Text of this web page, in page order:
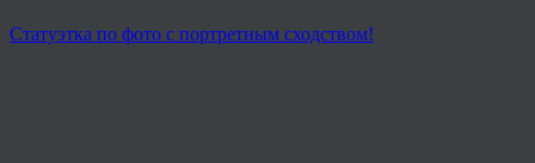
Статуэтка по фото с портретным сходством!